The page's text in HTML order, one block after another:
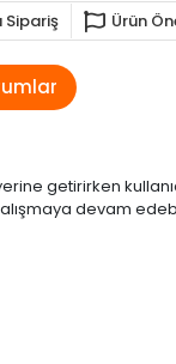
Ürün
getirirken
devam